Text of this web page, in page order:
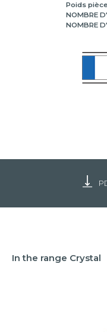
Poids
NOMBRE
NOMBRE
In the range Crystal